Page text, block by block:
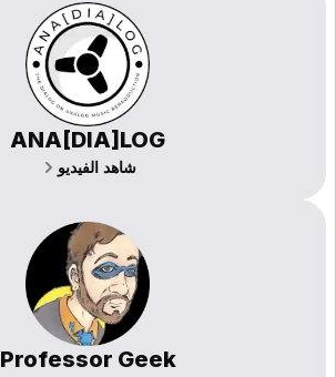
ANA[DIA]LOG
شاهد الفيديو
Professor Geek